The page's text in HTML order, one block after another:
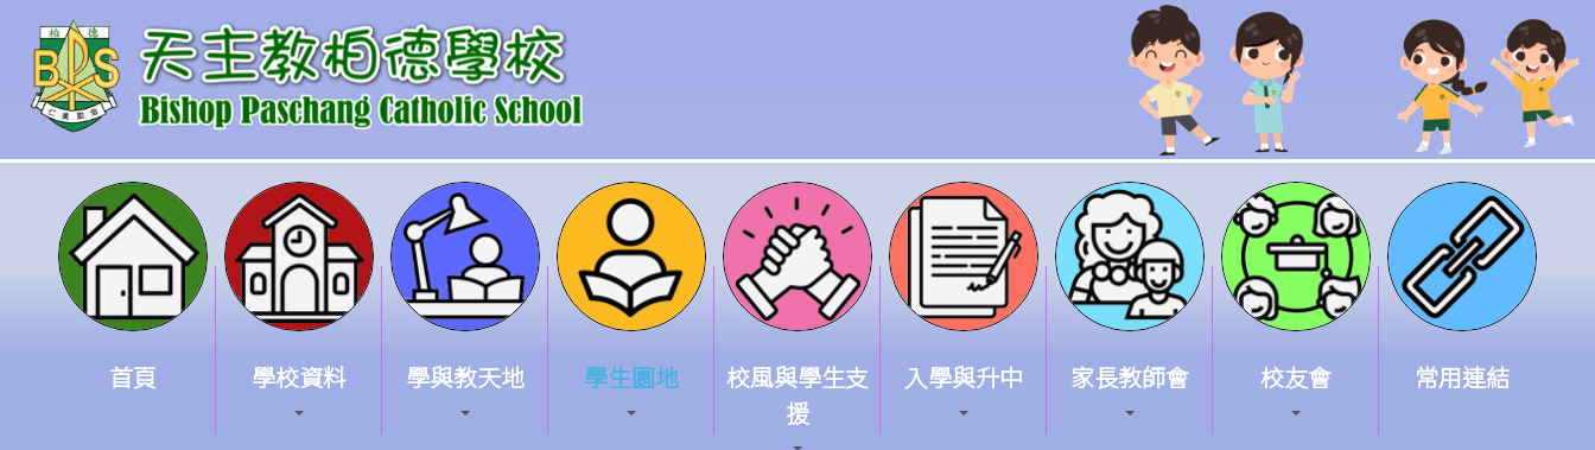
首頁 學校資料 學與教天地 學生園地
校風與學生支
援
入學與升中 家長教師會 校友會 常用連結